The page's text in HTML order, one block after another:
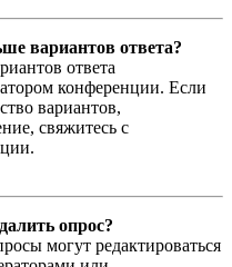
вариантов ответа?
ответа
конференции. Если
вариантов,
свяжитесь с
опрос?
могут редактироваться